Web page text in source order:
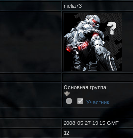
melia73
Основная группа:
Участник
2008-05-27 19:15 GMT
12